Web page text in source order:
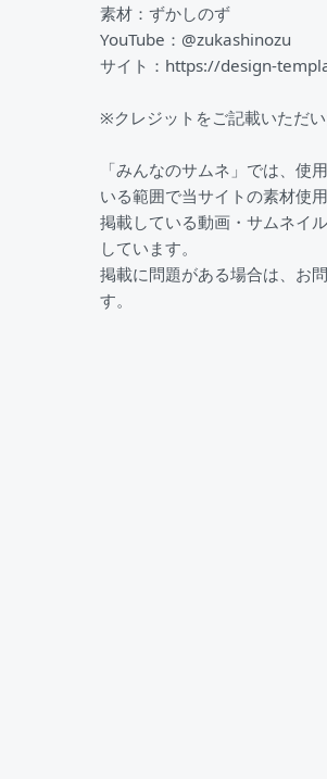
素材：ずかしのず
YouTube：@zukashinozu
サイト：https://design-
※クレジットをご記載いただ
「みんなのサムネ」では、
いる範囲で当サイトの素材使
掲載している動画・サムネイ
しています。
掲載に問題がある場合は、お
す。